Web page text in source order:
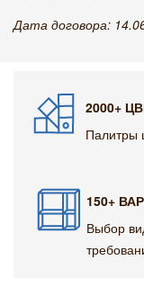
Дата договора:
2000+
Палитры
150+
Выбор